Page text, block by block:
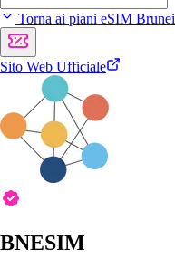
Torna ai piani eSIM Brunei
Sito Web Ufficiale
BNESIM